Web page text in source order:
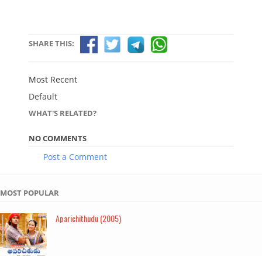
SHARE THIS:
Most Recent
Default
WHAT'S RELATED?
NO COMMENTS
Post a Comment
MOST POPULAR
Aparichithudu (2005)